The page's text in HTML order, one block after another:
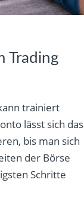
Trading
trainiert
lässt sich das
bis man sich
der Börse
Schritte